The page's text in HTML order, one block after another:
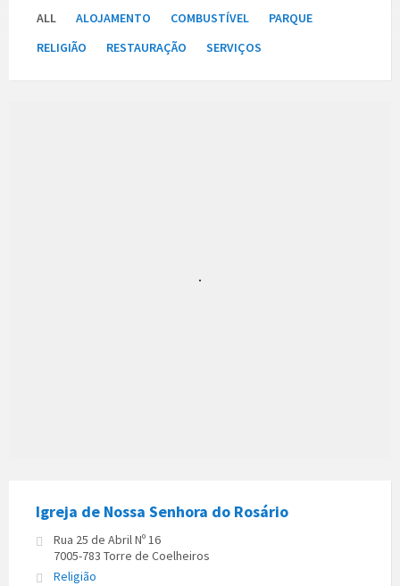
ALL ALOJAMENTO COMBUSTÍVEL
PARQUE
RELIGIÃO
RESTAURAÇÃO SERVIÇOS
Igreja de Nossa Senhora do Rosário
Rua 25 de Abril Nº 16
7005-783 Torre de Coelheiros
Religião